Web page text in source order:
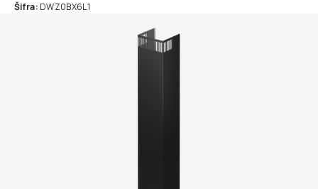
Šifra: DWZ0BX6L1